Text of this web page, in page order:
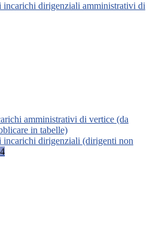
incarichi dirigenziali amministrativi di
amministrativi di vertice (da
in tabelle)
incarichi dirigenziali (dirigenti non
4